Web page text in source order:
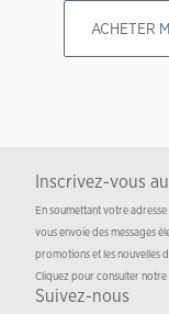
ACHETER
Inscrivez-vous
En soumettant votre
vous envoie des messages
promotions et les nouvelles
Cliquez pour consulter notre
Suivez-nous